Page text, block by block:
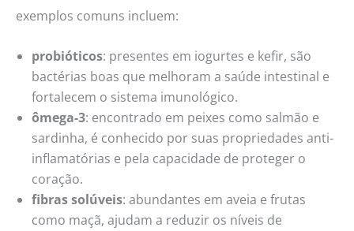
exemplos comuns incluem:
probióticos: presentes em iogurtes e kefir, são
bactérias boas que melhoram a saúde intestinal e
fortalecem o sistema imunológico.
ômega-3: encontrado em peixes como salmão e
sardinha, é conhecido por suas propriedades anti-
inflamatórias e pela capacidade de proteger o
coração.
fibras solúveis: abundantes em aveia e frutas
como maçã, ajudam a reduzir os níveis de